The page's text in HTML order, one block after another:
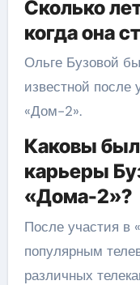
Сколько
когда она
Ольге Бузовой
известной после
«Дом-2».
Каковы
карьеры
«Дома-2»?
После участия в
популярным
различных